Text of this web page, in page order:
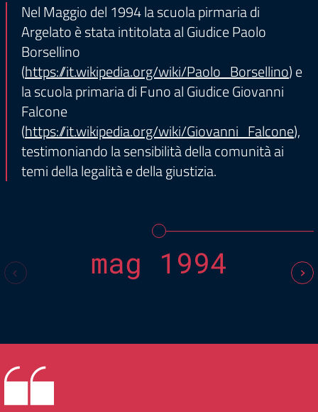
Nel Maggio del 1994 la scuola pirmaria di
Argelato è stata intitolata al Giudice Paolo
Borsellino
(https://it.wikipedia.org/wiki/Paolo_Borsellino) e
la scuola primaria di Funo al Giudice Giovanni
Falcone
(https://it.wikipedia.org/wiki/Giovanni_Falcone),
testimoniando la sensibilità della comunità ai
temi della legalità e della giustizia.
mag 1994